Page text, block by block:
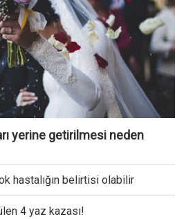
yerine getirilmesi neden
hastalığın belirtisi olabilir
4 yaz kazası!